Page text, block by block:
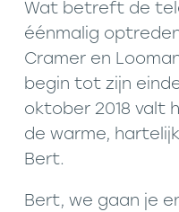
Wat betreft de
éénmalig
Cramer en
begin tot zijn
oktober 2018 valt
de warme,
Bert.
Bert, we gaan je